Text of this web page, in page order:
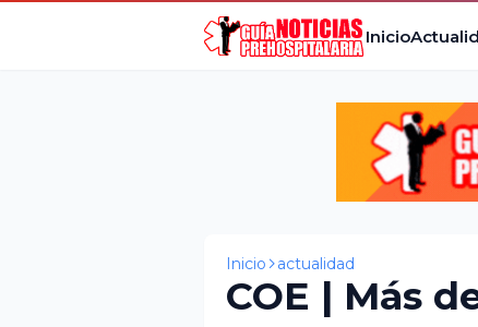
Inicio
Inicio actualidad
COE | Más